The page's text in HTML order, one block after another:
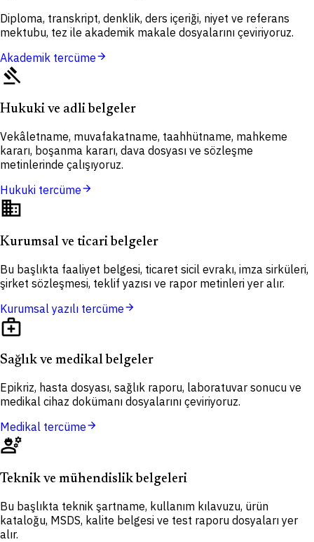
Diploma, transkript, denklik, ders içeriği, niyet ve referans
mektubu, tez ile akademik makale dosyalarını çeviriyoruz.
Akademik tercümearrow_forward
gavel
Hukuki ve adli belgeler
Vekâletname, muvafakatname, taahhütname, mahkeme
kararı, boşanma kararı, dava dosyası ve sözleşme
metinlerinde çalışıyoruz.
Hukuki tercümearrow_forward
domain
Kurumsal ve ticari belgeler
Bu başlıkta faaliyet belgesi, ticaret sicil evrakı, imza sirküleri,
şirket sözleşmesi, teklif yazısı ve rapor metinleri yer alır.
Kurumsal yazılı tercümearrow_forward
medical_services
Sağlık ve medikal belgeler
Epikriz, hasta dosyası, sağlık raporu, laboratuvar sonucu ve
medikal cihaz dokümanı dosyalarını çeviriyoruz.
Medikal tercümearrow_forward
engineering
Teknik ve mühendislik belgeleri
Bu başlıkta teknik şartname, kullanım kılavuzu, ürün
kataloğu, MSDS, kalite belgesi ve test raporu dosyaları yer
alır.